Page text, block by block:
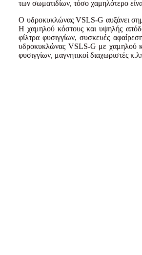
των σωματιδίων, τόσο χαμηλότερο
Ο υδροκυκλώνας VSLS-G αυξάνει
Η χαμηλού κόστους και υψηλής
φίλτρα φυσιγγίων, συσκευές
υδροκυκλώνας VSLS-G με χαμηλού
φυσιγγίων, μαγνητικοί διαχωριστές